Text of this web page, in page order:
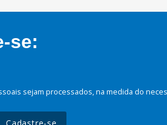
se:
sejam processados, na medida do
Cadastre-se